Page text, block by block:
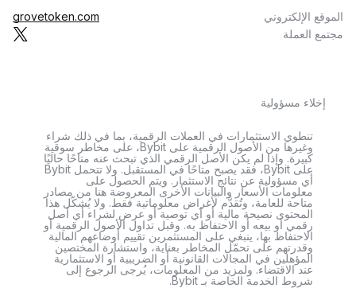
الموقع الإلكتروني
grovetoken.com
مجتمع العملة
إخلاء مسؤولية
تنطوي الاستثمارات في العملات الرقمية، بما في ذلك شراء
وغيرها من الأصول الرقمية على Bybit، على مخاطر سوقية
كبيرة. وإذا لم يكن الأصل الرقمي الذي تبحث عنه متاحًا حاليًا
على Bybit، فقد يصبح متاحًا في المستقبل. ولا تتحمل Bybit
أي مسؤولية عن نتائج الاستثمار. ويتم الحصول على
معلومات الأسعار والبيانات الأخرى المعروضة هنا من مصادر
متاحة للعامة، وتُقدَّم لأغراض معلوماتية فقط. ولا يُشكّل هذا
المحتوى نصيحة مالية أو أي توصية أو عرض لشراء أي أصل
رقمي أو بيعه أو الاحتفاظ به. وقبل تداول الأصول الرقمية أو
الاحتفاظ بها، ينبغي على المستثمرين تقييم أوضاعهم المالية
وقدرتهم على تحمّل المخاطر بعناية، واستشارة المختصين
المؤهلين في المجالات القانونية أو الضريبية أو الاستثمارية
عند الاقتضاء. ولمزيد من المعلومات، يُرجى الرجوع إلى
شروط الخدمة الخاصة بـ Bybit.